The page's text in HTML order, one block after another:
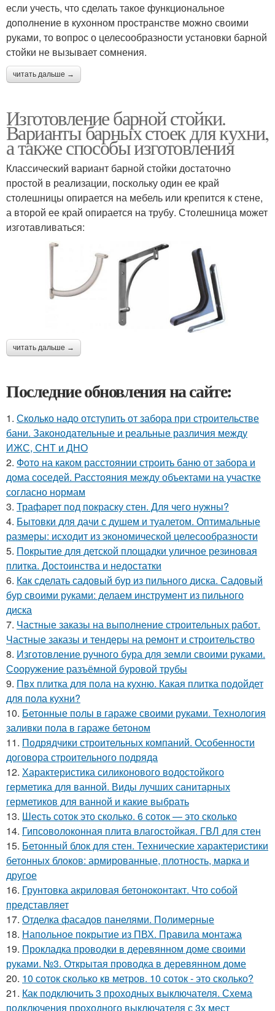
если учесть, что сделать такое функциональное
дополнение в кухонном пространстве можно своими
руками, то вопрос о целесообразности установки барной
стойки не вызывает сомнения.
читать дальше →
Изготовление барной стойки.
Варианты барных стоек для кухни,
а также способы изготовления
Классический вариант барной стойки достаточно
простой в реализации, поскольку один ее край
столешницы опирается на мебель или крепится к стене,
а второй ее край опирается на трубу. Столешница может
изготавливаться:
читать дальше →
Последние обновления на сайте:
1. Сколько надо отступить от забора при строительстве
бани. Законодательные и реальные различия между
ИЖС, СНТ и ДНО
2. Фото на каком расстоянии строить баню от забора и
дома соседей. Расстояния между объектами на участке
согласно нормам
3. Трафарет под покраску стен. Для чего нужны?
4. Бытовки для дачи с душем и туалетом. Оптимальные
размеры: исходит из экономической целесообразности
5. Покрытие для детской площадки уличное резиновая
плитка. Достоинства и недостатки
6. Как сделать садовый бур из пильного диска. Садовый
бур своими руками: делаем инструмент из пильного
диска
7. Частные заказы на выполнение строительных работ.
Частные заказы и тендеры на ремонт и строительство
8. Изготовление ручного бура для земли своими руками.
Сооружение разъёмной буровой трубы
9. Пвх плитка для пола на кухню. Какая плитка подойдет
для пола кухни?
10. Бетонные полы в гараже своими руками. Технология
заливки пола в гараже бетоном
11. Подрядчики строительных компаний. Особенности
договора строительного подряда
12. Характеристика силиконового водостойкого
герметика для ванной. Виды лучших санитарных
герметиков для ванной и какие выбрать
13. Шесть соток это сколько. 6 соток — это сколько
14. Гипсоволоконная плита влагостойкая. ГВЛ для стен
15. Бетонный блок для стен. Технические характеристики
бетонных блоков: армированные, плотность, марка и
другое
16. Грунтовка акриловая бетоноконтакт. Что собой
представляет
17. Отделка фасадов панелями. Полимерные
18. Напольное покрытие из ПВХ. Правила монтажа
19. Прокладка проводки в деревянном доме своими
руками. №3. Открытая проводка в деревянном доме
20. 10 соток сколько кв метров. 10 соток - это сколько?
21. Как подключить 3 проходных выключателя. Схема
подключения проходного выключателя с 3х мест